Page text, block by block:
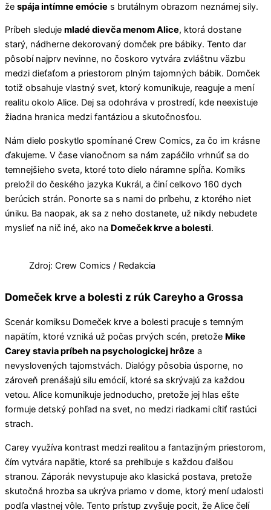
že spája intímne emócie s brutálnym obrazom neznámej sily.
Príbeh sleduje mladé dievča menom Alice, ktorá dostane
starý, nádherne dekorovaný domček pre bábiky. Tento dar
pôsobí najprv nevinne, no čoskoro vytvára zvláštnu väzbu
medzi dieťaťom a priestorom plným tajomných bábik. Domček
totiž obsahuje vlastný svet, ktorý komunikuje, reaguje a mení
realitu okolo Alice. Dej sa odohráva v prostredí, kde neexistuje
žiadna hranica medzi fantáziou a skutočnosťou.
Nám dielo poskytlo spomínané Crew Comics, za čo im krásne
ďakujeme. V čase vianočnom sa nám zapáčilo vrhnúť sa do
temnejšieho sveta, ktoré toto dielo náramne spĺňa. Komiks
preložil do českého jazyka Kukrál, a činí celkovo 160 dych
berúcich strán. Ponorte sa s nami do príbehu, z ktorého niet
úniku. Ba naopak, ak sa z neho dostanete, už nikdy nebudete
myslieť na nič iné, ako na Domeček krve a bolesti.
Zdroj: Crew Comics / Redakcia
Domeček krve a bolesti z rúk Careyho a Grossa
Scenár komiksu Domeček krve a bolesti pracuje s temným
napätím, ktoré vzniká už počas prvých scén, pretože Mike
Carey stavia príbeh na psychologickej hrôze a
nevyslovených tajomstvách. Dialógy pôsobia úsporne, no
zároveň prenášajú silu emócií, ktoré sa skrývajú za každou
vetou. Alice komunikuje jednoducho, pretože jej hlas ešte
formuje detský pohľad na svet, no medzi riadkami cítiť rastúci
strach.
Carey využíva kontrast medzi realitou a fantazijným priestorom,
čím vytvára napätie, ktoré sa prehlbuje s každou ďalšou
stranou. Záporák nevystupuje ako klasická postava, pretože
skutočná hrozba sa ukrýva priamo v dome, ktorý mení udalosti
podľa vlastnej vôle. Tento prístup zvyšuje pocit, že Alice čelí